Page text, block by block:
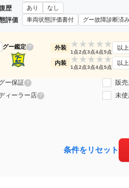
歴 あり なし
評価 車両状態評価書付 グー故障診断済
グー鑑定 ? 外装 ★
1点
★
2点
★
3点
★
4点
★
5点
以上
内装 ★
1点
★
2点
★
3点
★
4点
★
5点
以上
ー保証 ? 販
ィーラー店 ? 未
条件をリセット